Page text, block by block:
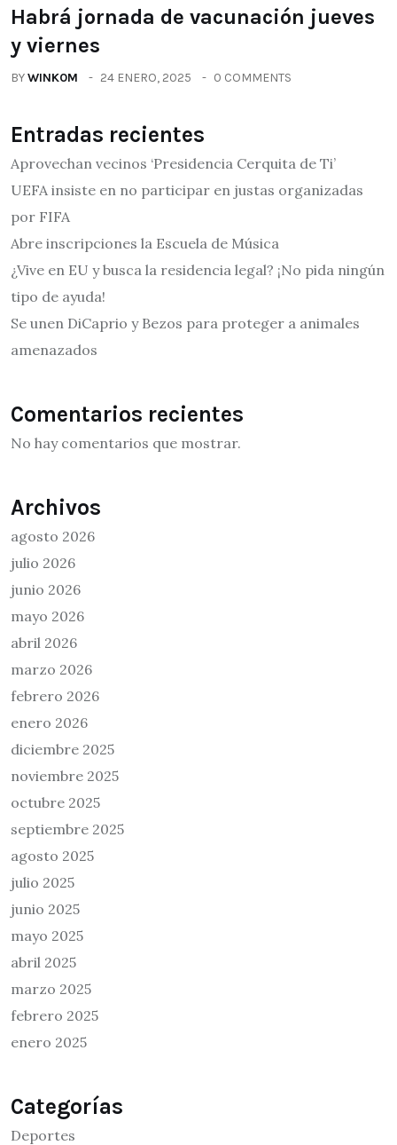
Habrá jornada de vacunación jueves
y viernes
BYWINK0M 24 ENERO, 2025 0 COMMENTS
Entradas recientes
Aprovechan vecinos ‘Presidencia Cerquita de Ti’
UEFA insiste en no participar en justas organizadas
por FIFA
Abre inscripciones la Escuela de Música
¿Vive en EU y busca la residencia legal? ¡No pida ningún
tipo de ayuda!
Se unen DiCaprio y Bezos para proteger a animales
amenazados
Comentarios recientes
No hay comentarios que mostrar.
Archivos
agosto 2026
julio 2026
junio 2026
mayo 2026
abril 2026
marzo 2026
febrero 2026
enero 2026
diciembre 2025
noviembre 2025
octubre 2025
septiembre 2025
agosto 2025
julio 2025
junio 2025
mayo 2025
abril 2025
marzo 2025
febrero 2025
enero 2025
Categorías
Deportes